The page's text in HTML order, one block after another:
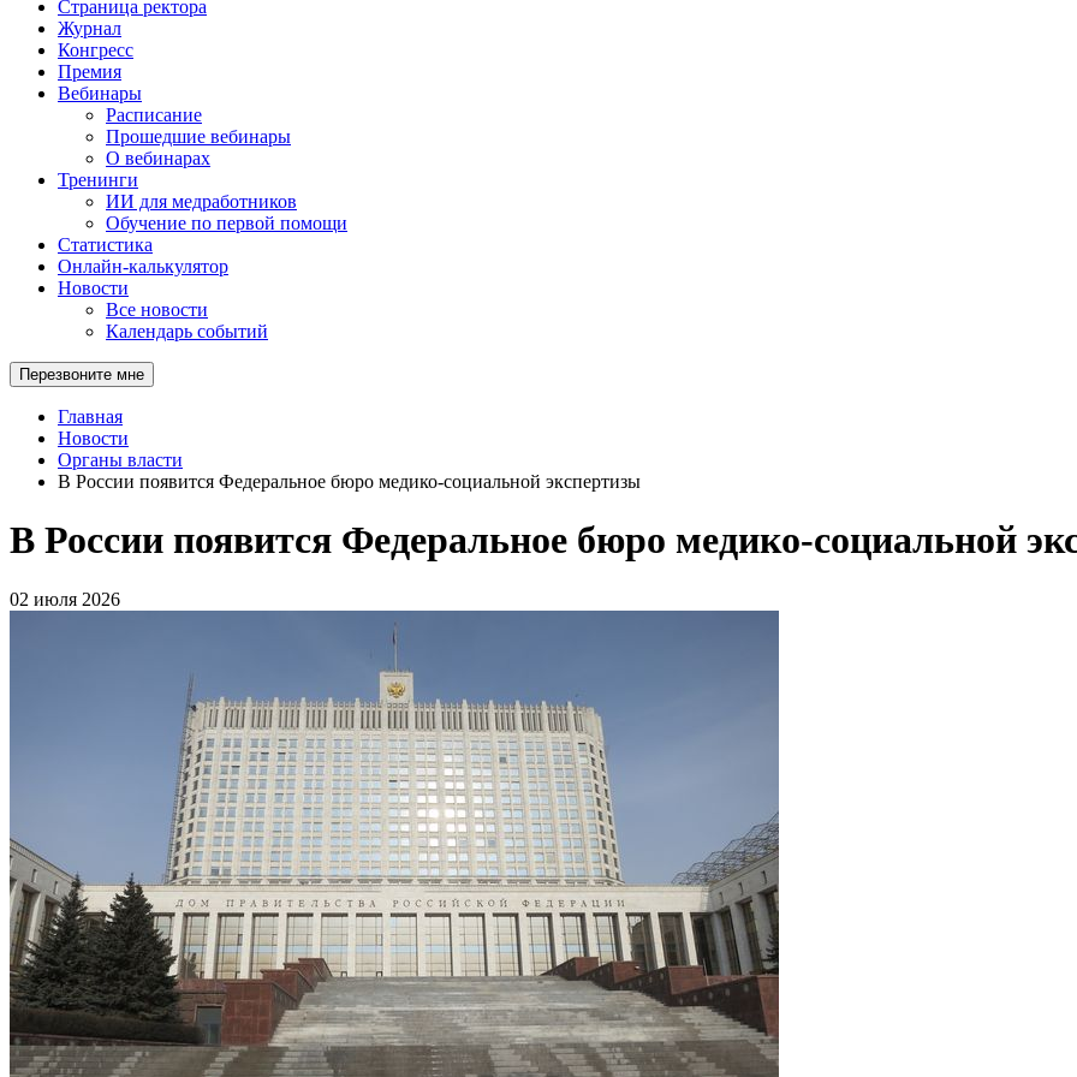
Страница ректора
Журнал
Конгресс
Премия
Вебинары
Расписание
Прошедшие вебинары
О вебинарах
Тренинги
ИИ для медработников
Обучение по первой помощи
Статистика
Онлайн-калькулятор
Новости
Все новости
Календарь событий
Перезвоните мне
Главная
Новости
Органы власти
В России появится Федеральное бюро медико-социальной экспертизы
В России появится Федеральное бюро медико-социальной
02 июля 2026